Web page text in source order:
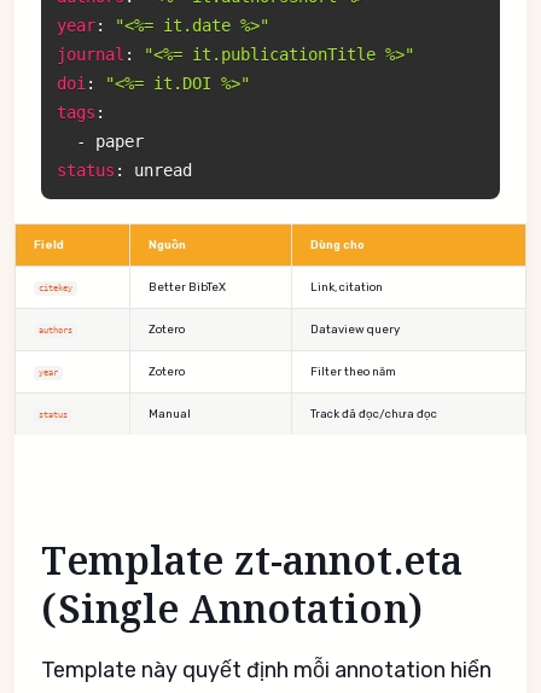
year:
"<%= it.date %>"
journal :
"<%= it.publicationTitle %>"
doi :
"<%= it.DOI %>"
tags :
-
paper
status : unread
Field Nguồn Dùng cho
citekey Better BibTeX Link, citation
authors Zotero Dataview query
year Zotero Filter theo năm
status Manual Track đã đọc/chưa đọc
Template zt-annot.eta
(Single Annotation)
Template này quyết định mỗi annotation hiển